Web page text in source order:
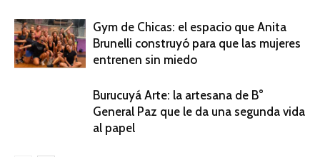
Gym de Chicas: el espacio que Anita
Brunelli construyó para que las mujeres
entrenen sin miedo
Burucuyá Arte: la artesana de B°
General Paz que le da una segunda vida
al papel